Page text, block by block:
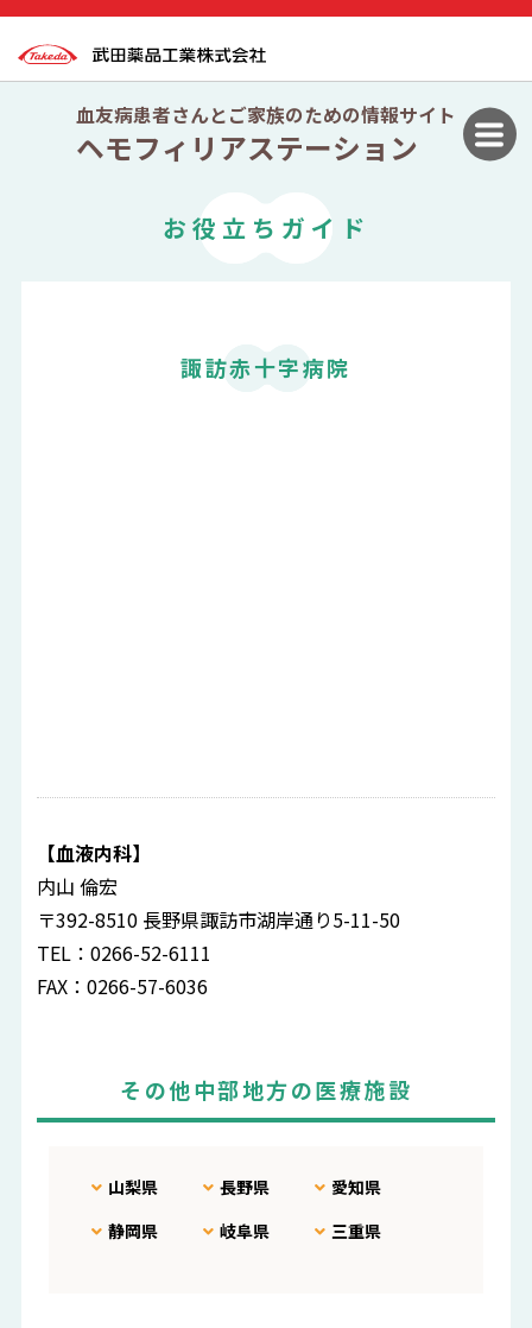
血友病患者さんとご家族のための情報サイト
ヘモフィリアステーション
お役立ちガイド
諏訪赤十字病院
【血液内科】
内山 倫宏
〒392-8510 長野県諏訪市湖岸通り5-11-50
TEL：0266-52-6111
FAX：0266-57-6036
その他中部地方の医療施設
山梨県 長野県
愛知県
静岡県
岐阜県 三重県